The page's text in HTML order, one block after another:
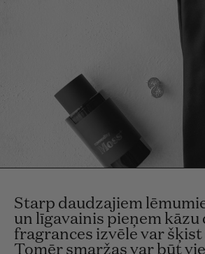
Starp daudzajiem
un līgavainis pieņem kāzu
fragrances izvēle var
Tomēr smaržas var būt